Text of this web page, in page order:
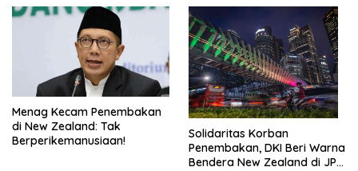
Menag Kecam Penembakan
di New Zealand: Tak
Berperikemanusiaan!
Solidaritas Korban
Penembakan, DKI Beri Warna
Bendera New Zealand di JPO